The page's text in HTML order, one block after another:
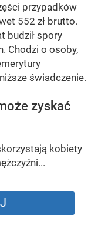
przypadków
552 zł brutto.
budził spory
Chodzi o osoby,
świadczenie.
zyskać
kobiety